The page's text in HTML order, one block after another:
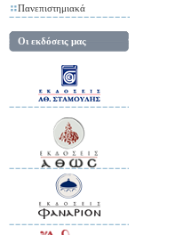
Πανεπιστημιακά
Οι εκδόσεις μας